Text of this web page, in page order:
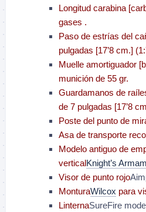
Longitud carabina
gases .
Paso de estrías del
pulgadas [17’8 cm.]
Muelle amortiguador
munición de 55 gr.
Guardamanos de
de 7 pulgadas [17’8
Poste del punto de
Asa de transporte
Modelo antiguo de
verticalKnight’s
Visor de punto rojo
MonturaWilcox para
LinternaSureFire